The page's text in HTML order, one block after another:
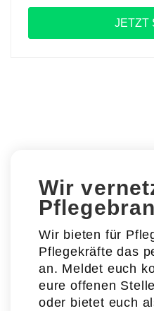
Wir
Wir bieten für
Pflegekräfte das
an. Meldet euch
eure offenen
oder bietet euch